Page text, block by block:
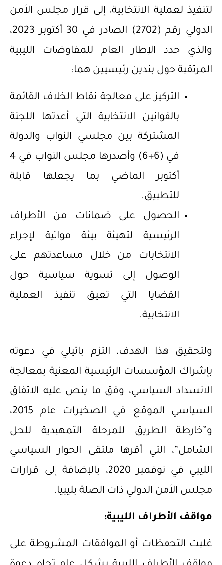
لتنفيذ لعملية الانتخابية، إلى قرار مجلس الأمن
الدولي رقم (2702) الصادر في 30 أكتوبر 2023،
والذي حدد الإطار العام للمفاوضات الليبية
المرتقبة حول بندين رئيسيين هما:
التركيز على معالجة نقاط الخلاف القائمة
بالقوانين الانتخابية التي أعدتها اللجنة
المشتركة بين مجلسي النواب والدولة
في (6+6) وأصدرها مجلس النواب في 4
أكتوبر الماضي بما يجعلها قابلة
للتطبيق.
الحصول على ضمانات من الأطراف
الرئيسية لتهيئة بيئة مواتية لإجراء
الانتخابات من خلال مساعدتهم على
الوصول إلى تسوية سياسية حول
القضايا التي تعيق تنفيذ العملية
الانتخابية.
ولتحقيق هذا الهدف، التزم باتيلي في دعوته
بإشراك المؤسسات الرئيسية المعنية بمعالجة
الانسداد السياسي، وفق ما ينص عليه الاتفاق
السياسي الموقع في الصخيرات عام 2015،
و”خارطة الطريق للمرحلة التمهيدية للحل
الشامل”، التي أقرها ملتقى الحوار السياسي
الليبي في نوفمبر 2020، بالإضافة إلى قرارات
مجلس الأمن الدولي ذات الصلة بليبيا.
مواقف الأطراف الليبية:
غلبت التحفظات أو الموافقات المشروطة على